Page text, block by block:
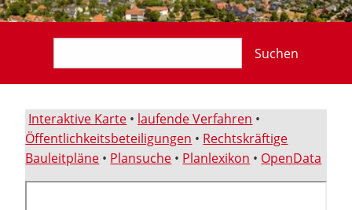
Suchen
Interaktive Karte • laufende Verfahren •
Öffentlichkeitsbeteiligungen • Rechtskräftige
Bauleitpläne • Plansuche • Planlexikon • OpenData